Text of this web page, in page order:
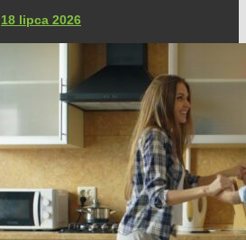
18 lipca 2026